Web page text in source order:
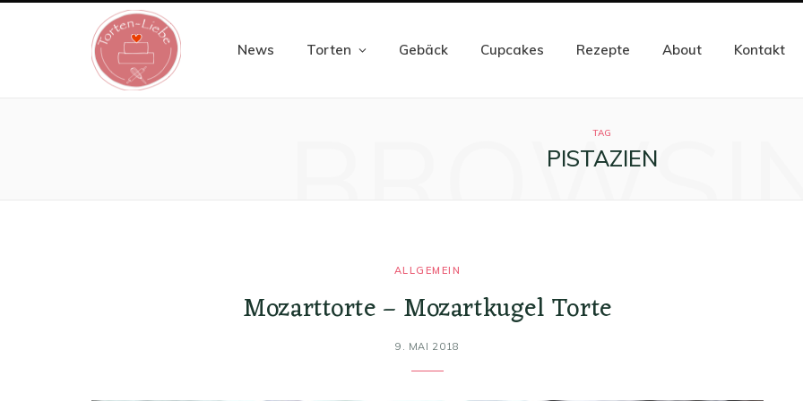
News Torten Gebäck Cupcakes Rezepte About Kontakt
TAG
PISTAZIEN
ALLGEMEIN
Mozarttorte – Mozartkugel Torte
9. MAI 2018